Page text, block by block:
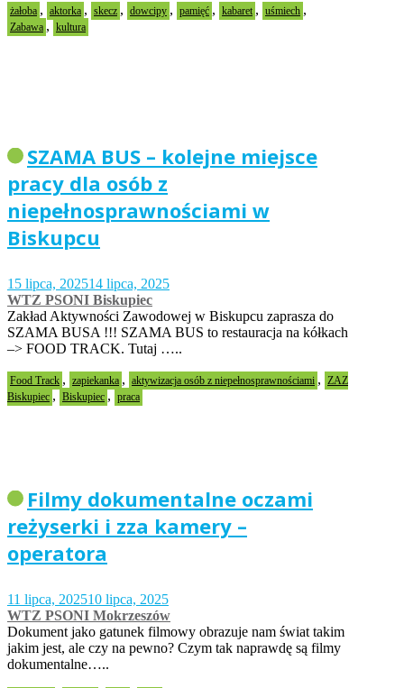
żałoba , aktorka , skecz , dowcipy , pamięć , kabaret , uśmiech ,
Zabawa , kultura
SZAMA BUS – kolejne miejsce
pracy dla osób z
niepełnosprawnościami w
Biskupcu
15 lipca, 202514 lipca, 2025
WTZ PSONI Biskupiec
Zakład Aktywności Zawodowej w Biskupcu zaprasza do
SZAMA BUSA !!! SZAMA BUS to restauracja na kółkach
–> FOOD TRACK. Tutaj …..
Food Track , zapiekanka , aktywizacja osób z niepełnosprawnościami ,
ZAZ
Biskupiec , Biskupiec , praca
Filmy dokumentalne oczami
reżyserki i zza kamery –
operatora
11 lipca, 202510 lipca, 2025
WTZ PSONI Mokrzeszów
Dokument jako gatunek filmowy obrazuje nam świat takim
jakim jest, ale czy na pewno? Czym tak naprawdę są filmy
dokumentalne…..